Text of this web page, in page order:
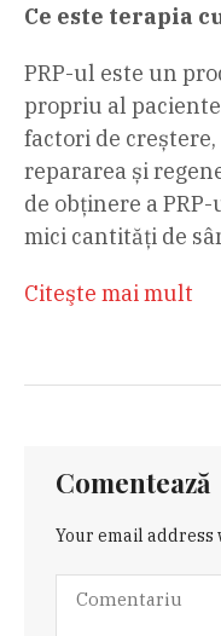
Ce este terapia
PRP-ul este un
propriu al
factori de
repararea și
de obținere a
mici cantități de
Citeşte mai mult
Comentează
Your email